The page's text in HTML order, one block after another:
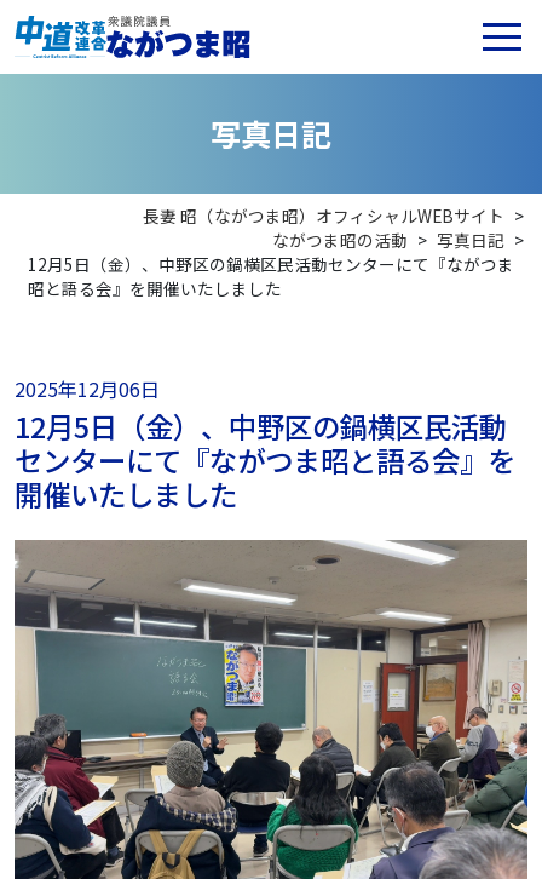
写真日記
長妻 昭（ながつま昭）オフィシャルWEBサイト >
ながつま昭の活動 > 写真日記 >
12月5日（金）、中野区の鍋横区民活動センターにて『ながつま
昭と語る会』を開催いたしました
2025年12月06日
12月5日（金）、中野区の鍋横区民活動
センターにて『ながつま昭と語る会』を
開催いたしました